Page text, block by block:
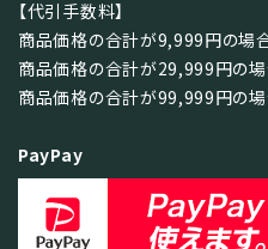
【代引手数料】
商品価格の合計が9,999円の場
商品価格の合計が29,999円の場
商品価格の合計が99,999円の場
PayPay